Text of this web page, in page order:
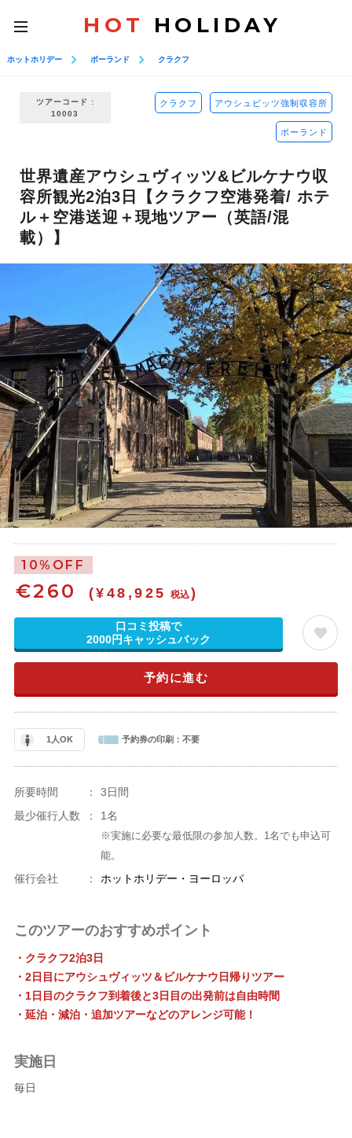
toggle
navigation
HOT HOLIDAY
ホットホリデー ポーランド クラクフ
ツアーコード :
10003
クラクフ アウシュビッツ強制収容所
ポーランド
世界遺産アウシュヴィッツ&ビルケナウ収
容所観光2泊3日【クラクフ空港発着/ ホテ
ル＋空港送迎＋現地ツアー（英語/混
載）】
10%OFF
€260 (¥48,925 税込)
口コミ投稿で
2000円キャッシュバック
予約に進む
1人OK 予約券の印刷： 不要
所要時間 ：
3日間
最少催行人数
： 1名
※実施に必要な最低限の参加人数。1名でも申込可
能。
催行会社 ： ホットホリデー・ヨーロッパ
このツアーのおすすめポイント
・クラクフ2泊3日
・2日目にアウシュヴィッツ＆ビルケナウ日帰りツアー
・1日目のクラクフ到着後と3日目の出発前は自由時間
・延泊・減泊・追加ツアーなどのアレンジ可能！
実施日
毎日